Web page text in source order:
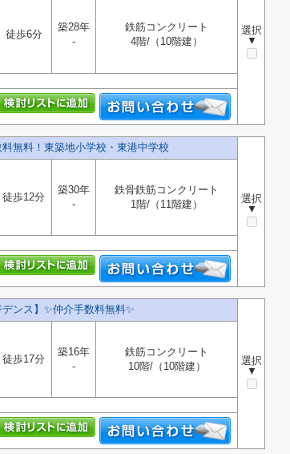
選択
▼
徒歩6分
築28年
-
鉄筋コンクリート
4階/（10階建）
料無料！東築地小学校・東港中学校
選択
▼
徒歩12分
築30年
-
鉄骨鉄筋コンクリート
1階/（11階建）
ンス】✨️仲介手数料無料✨️
選択
▼
徒歩17分
築16年
-
鉄筋コンクリート
10階/（10階建）